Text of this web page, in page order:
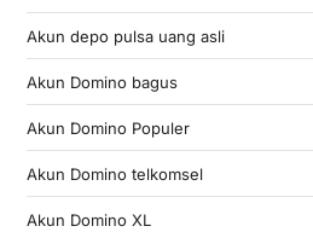
Akun depo pulsa uang asli
Akun Domino bagus
Akun Domino Populer
Akun Domino telkomsel
Akun Domino XL